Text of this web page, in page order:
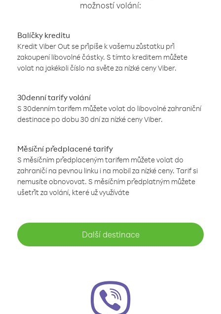
možností volání:
Balíčky kreditu
Kredit Viber Out se připíše k vašemu zůstatku při
zakoupení libovolné částky. S tímto kreditem můžete
volat na jakékoli číslo na světe za nízké ceny Viber.
30denní tarify volání
S 30denním tarifem můžete volat do libovolné zahraniční
destinace po dobu 30 dní za nízké ceny Viber.
Měsíční předplacené tarify
S měsíčním předplaceným tarifem můžete volat do
zahraničí na pevnou linku i na mobil za nízké ceny. Tarif si
nemusíte obnovovat. S měsíčním předplatným můžete
ušetřit za volání, které už využíváte
Další destinace